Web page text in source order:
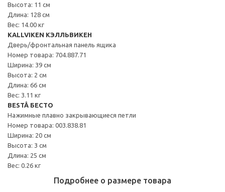
Высота: 11 см
Длина: 128 см
Вес: 14.00 кг
KALLVIKEN КЭЛЛЬВИКЕН
Дверь/фронтальная панель ящика
Номер товара: 704.887.71
Ширина: 39 см
Высота: 2 см
Длина: 66 см
Вес: 3.11 кг
BESTÅ БЕСТО
Нажимные плавно закрывающиеся петли
Номер товара: 003.838.81
Ширина: 20 см
Высота: 3 см
Длина: 25 см
Вес: 0.26 кг
Подробнее о размере товара